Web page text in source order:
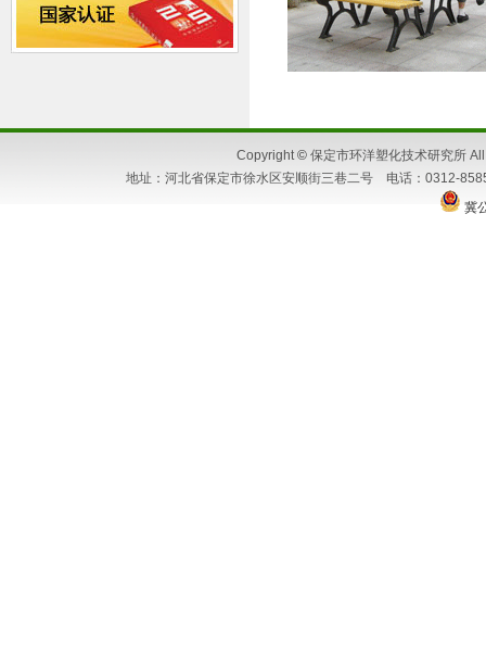
Copyright©保定市环洋塑化技术研究所
地址：河北省保定市徐水区安顺街三巷二号 电话：0312-
冀